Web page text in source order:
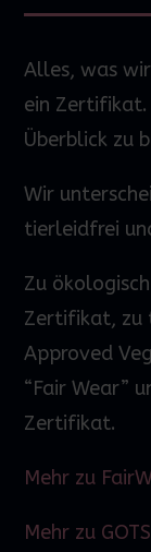
Alles, was
ein
Überblick zu
Wir
tierleidfrei
Zu
Zertifikat, zu
Approved
“FairWear”
Zertifikat.
Mehr zu
Mehr zu GOTS